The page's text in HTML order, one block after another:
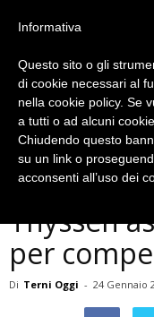
Economia
Ast,
Thyssen
per
Di Terni Oggi - 24 Gennaio
Informativa
Questo sito o gli
di cookie necessari al
nella cookie policy. Se
a tutti o ad alcuni
Chiudendo questo
su un link o
acconsenti all’uso dei